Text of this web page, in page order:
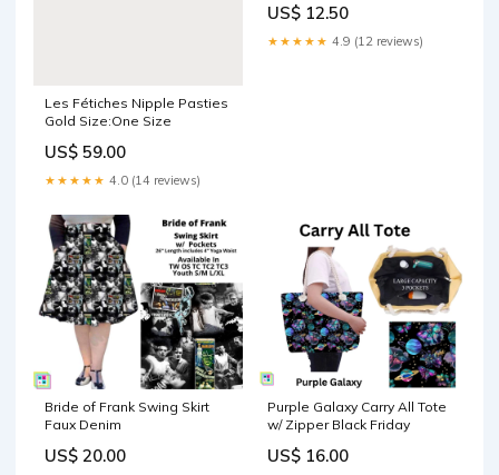
Les Fétiches Nipple Pasties
Gold Size:One Size
US$ 59.00
★★★★★ 4.0 (14 reviews)
US$ 12.50
★★★★★ 4.9 (12 reviews)
Bride of Frank Swing Skirt
Faux Denim
US$ 20.00
Purple Galaxy Carry All Tote
w/ Zipper Black Friday
US$ 16.00